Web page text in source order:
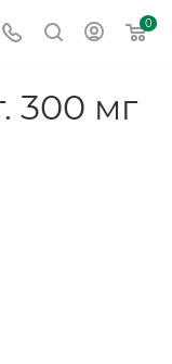
0
300 мг